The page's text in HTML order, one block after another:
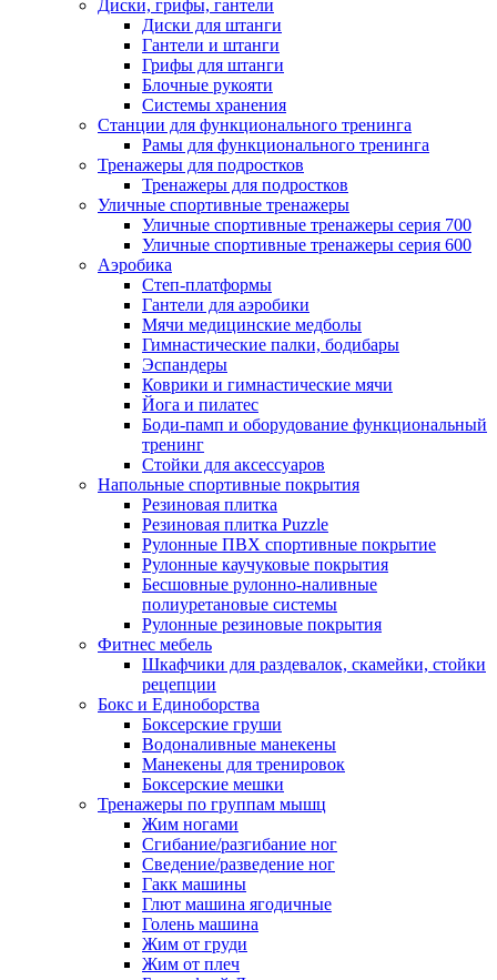
Диски, грифы, гантели
Диски для штанги
Гантели и штанги
Грифы для штанги
Блочные рукояти
Системы хранения
Станции для функционального тренинга
Рамы для функционального тренинга
Тренажеры для подростков
Тренажеры для подростков
Уличные спортивные тренажеры
Уличные спортивные тренажеры серия 700
Уличные спортивные тренажеры серия 600
Аэробика
Степ-платформы
Гантели для аэробики
Мячи медицинские медболы
Гимнастические палки, бодибары
Эспандеры
Коврики и гимнастические мячи
Йога и пилатес
Боди-памп и оборудование функциональный
тренинг
Стойки для аксессуаров
Напольные спортивные покрытия
Резиновая плитка
Резиновая плитка Puzzle
Рулонные ПВХ спортивные покрытие
Рулонные каучуковые покрытия
Бесшовные рулонно-наливные
полиуретановые системы
Рулонные резиновые покрытия
Фитнес мебель
Шкафчики для раздевалок, скамейки, стойки
рецепции
Бокс и Единоборства
Боксерские груши
Водоналивные манекены
Манекены для тренировок
Боксерские мешки
Тренажеры по группам мышц
Жим ногами
Сгибание/разгибание ног
Сведение/разведение ног
Гакк машины
Глют машина ягодичные
Голень машина
Жим от груди
Жим от плеч